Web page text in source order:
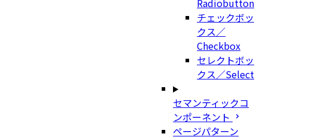
Radiobutton
チェックボッ
クス／
Checkbox
セレクトボッ
クス／Select
セマンティックコ
ンポーネント
ページパターン